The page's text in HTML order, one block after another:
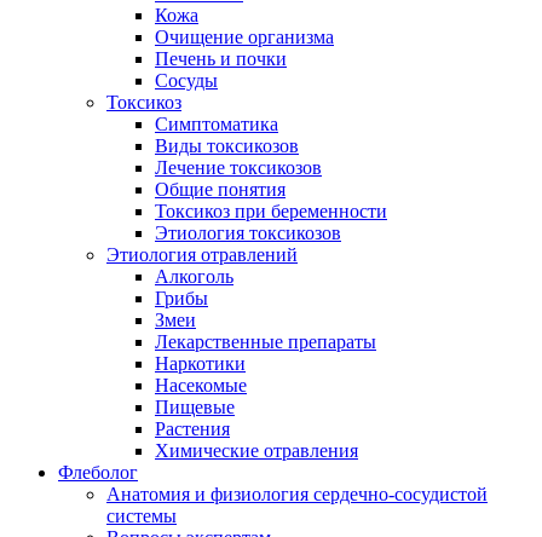
Кожа
Очищение организма
Печень и почки
Сосуды
Токсикоз
Cимптоматика
Виды токсикозов
Лечение токсикозов
Общие понятия
Токсикоз при беременности
Этиология токсикозов
Этиология отравлений
Алкоголь
Грибы
Змеи
Лекарственные препараты
Наркотики
Насекомые
Пищевые
Растения
Химические отравления
Флеболог
Анатомия и физиология сердечно-сосудистой
системы